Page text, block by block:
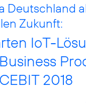
Deutschland
Zukunft:
IoT-
Business
2018